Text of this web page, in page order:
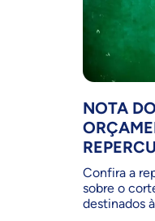
NOTA
Confira a
sobre o
destinados